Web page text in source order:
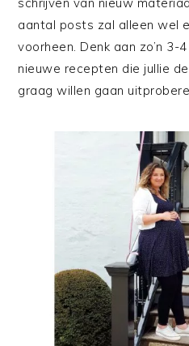
aantal posts zal alleen wel
voorheen. Denk aan zo’n
nieuwe recepten die jullie
graag willen gaan